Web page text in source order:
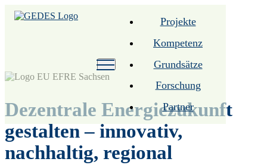
Projekte
Kompetenz
Grundsätze
Forschung
Partner
Dezentrale Energiezukunft
gestalten – innovativ,
nachhaltig, regional